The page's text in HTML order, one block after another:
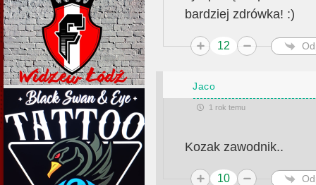
bardziej zdrówka! :)
12
Jaco
1 rok temu
Kozak zawodnik..
10